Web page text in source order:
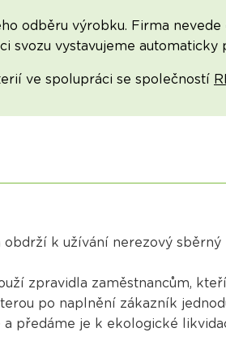
odběru výrobku. Firma
svozu vystavujeme
ve spolupráci se společností
obdrží k užívání nerezový
zpravidla zaměstnancům,
po naplnění zákazník
předáme je k ekologické